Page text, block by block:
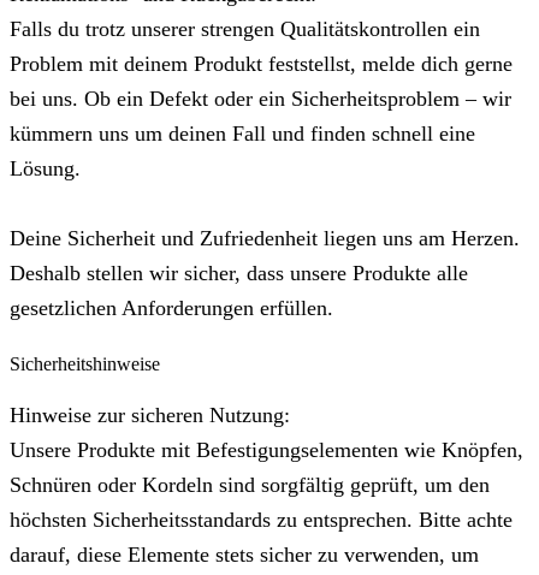
Falls du trotz unserer strengen Qualitätskontrollen ein
Problem mit deinem Produkt feststellst, melde dich gerne
bei uns. Ob ein Defekt oder ein Sicherheitsproblem – wir
kümmern uns um deinen Fall und finden schnell eine
Lösung.
Deine Sicherheit und Zufriedenheit liegen uns am Herzen.
Deshalb stellen wir sicher, dass unsere Produkte alle
gesetzlichen Anforderungen erfüllen.
Sicherheitshinweise
Hinweise zur sicheren Nutzung:
Unsere Produkte mit Befestigungselementen wie Knöpfen,
Schnüren oder Kordeln sind sorgfältig geprüft, um den
höchsten Sicherheitsstandards zu entsprechen. Bitte achte
darauf, diese Elemente stets sicher zu verwenden, um